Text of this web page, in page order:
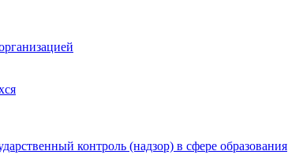
контроль (надзор) в сфере образования